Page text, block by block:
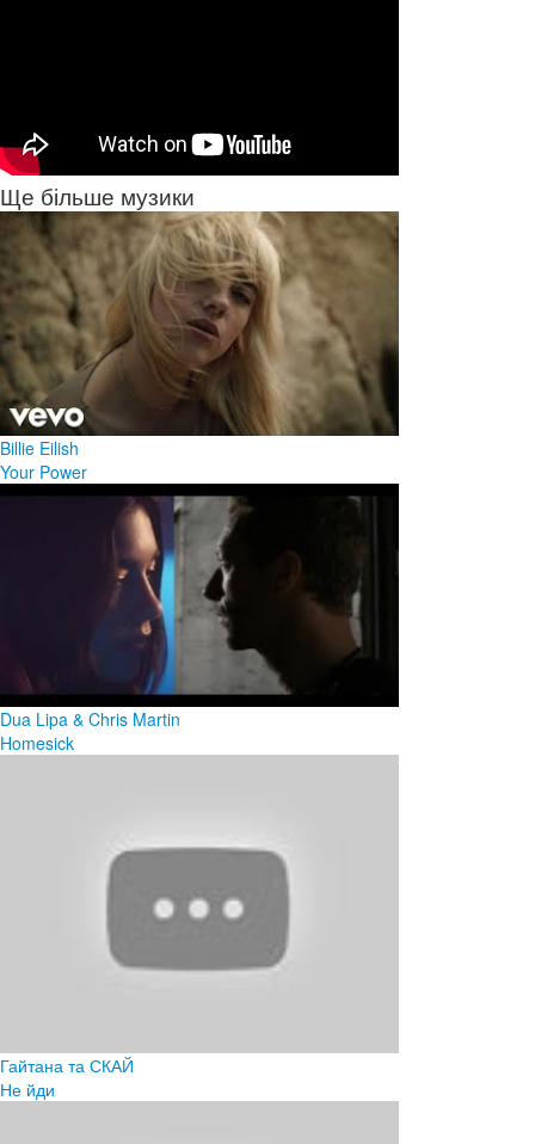
Ще більше музики
Billie Eilish
Your Power
Dua Lipa & Chris Martin
Homesick
Гайтана та СКАЙ
Не йди